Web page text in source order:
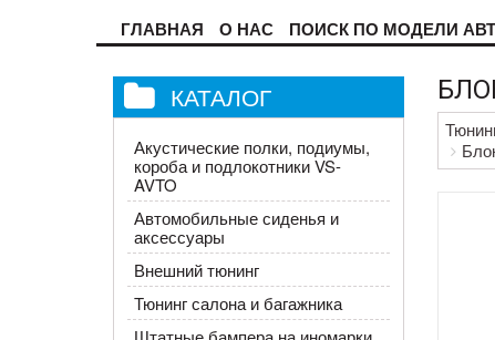
ГЛАВНАЯ О НАС ПОИСК ПО МОДЕЛИ
КАТАЛОГ
Акустические полки, подиумы,
короба и подлокотники VS-
AVTO
Автомобильные сиденья и
аксессуары
Внешний тюнинг
Тюнинг салона и багажника